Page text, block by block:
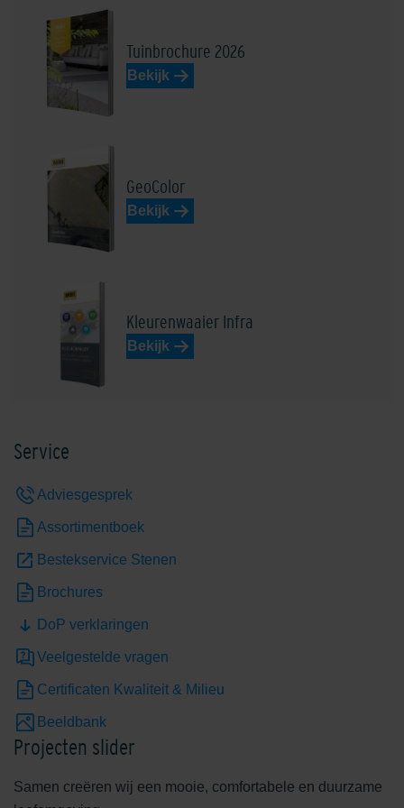
Edelbasaltzwart
Edeldonkerbruin
Tuinbrochure 2026
Bekijk
GeoColor
Bekijk
Kleurenwaaier Infra
Bekijk
Service
Adviesgesprek
Assortimentboek
Bestekservice Stenen
Brochures
DoP verklaringen
Veelgestelde vragen
Certificaten Kwaliteit & Milieu
Beeldbank
Projecten slider
Samen creëren wij een mooie, comfortabele en duurzame